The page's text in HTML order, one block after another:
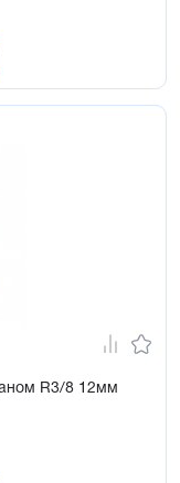
R3/8 12мм